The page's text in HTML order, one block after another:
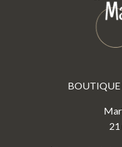
BOUTIQUE